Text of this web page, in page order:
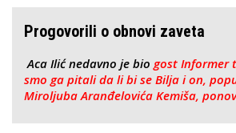
Progovorili o obnovi zaveta
Aca Ilić nedavno je bio gost Informer
smo ga pitali da li bi se Bilja i on,
Miroljuba Aranđelovića Kemiša,